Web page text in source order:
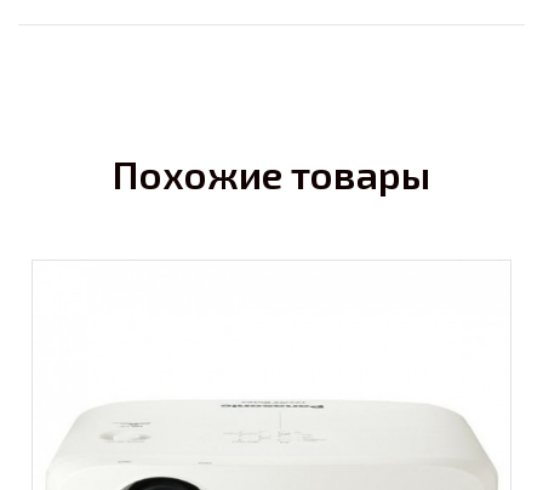
Похожие товары